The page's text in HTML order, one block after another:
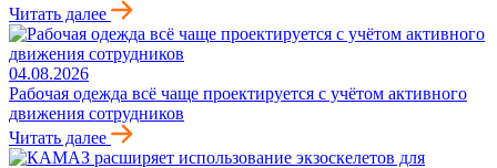
Читать далее
04.08.2026
Рабочая одежда всё чаще проектируется с учётом активного
движения сотрудников
Читать далее